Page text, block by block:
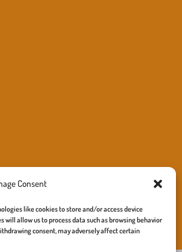
Consent
like cookies to store and/or access device
allow us to process data such as browsing behavior
consent, may adversely affect certain